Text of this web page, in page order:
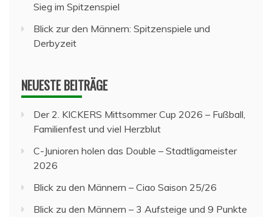
Sieg im Spitzenspiel
Blick zur den Männern: Spitzenspiele und
Derbyzeit
NEUESTE BEITRÄGE
Der 2. KICKERS Mittsommer Cup 2026 – Fußball,
Familienfest und viel Herzblut
C-Junioren holen das Double – Stadtligameister
2026
Blick zu den Männern – Ciao Saison 25/26
Blick zu den Männern – 3 Aufsteige und 9 Punkte